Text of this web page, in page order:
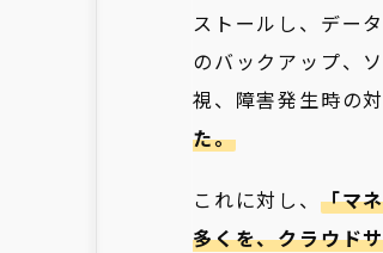
ストールし、デー
のバックアップ、
視、障害発生時の
た。
これに対し、 「マ
多くを、クラウド